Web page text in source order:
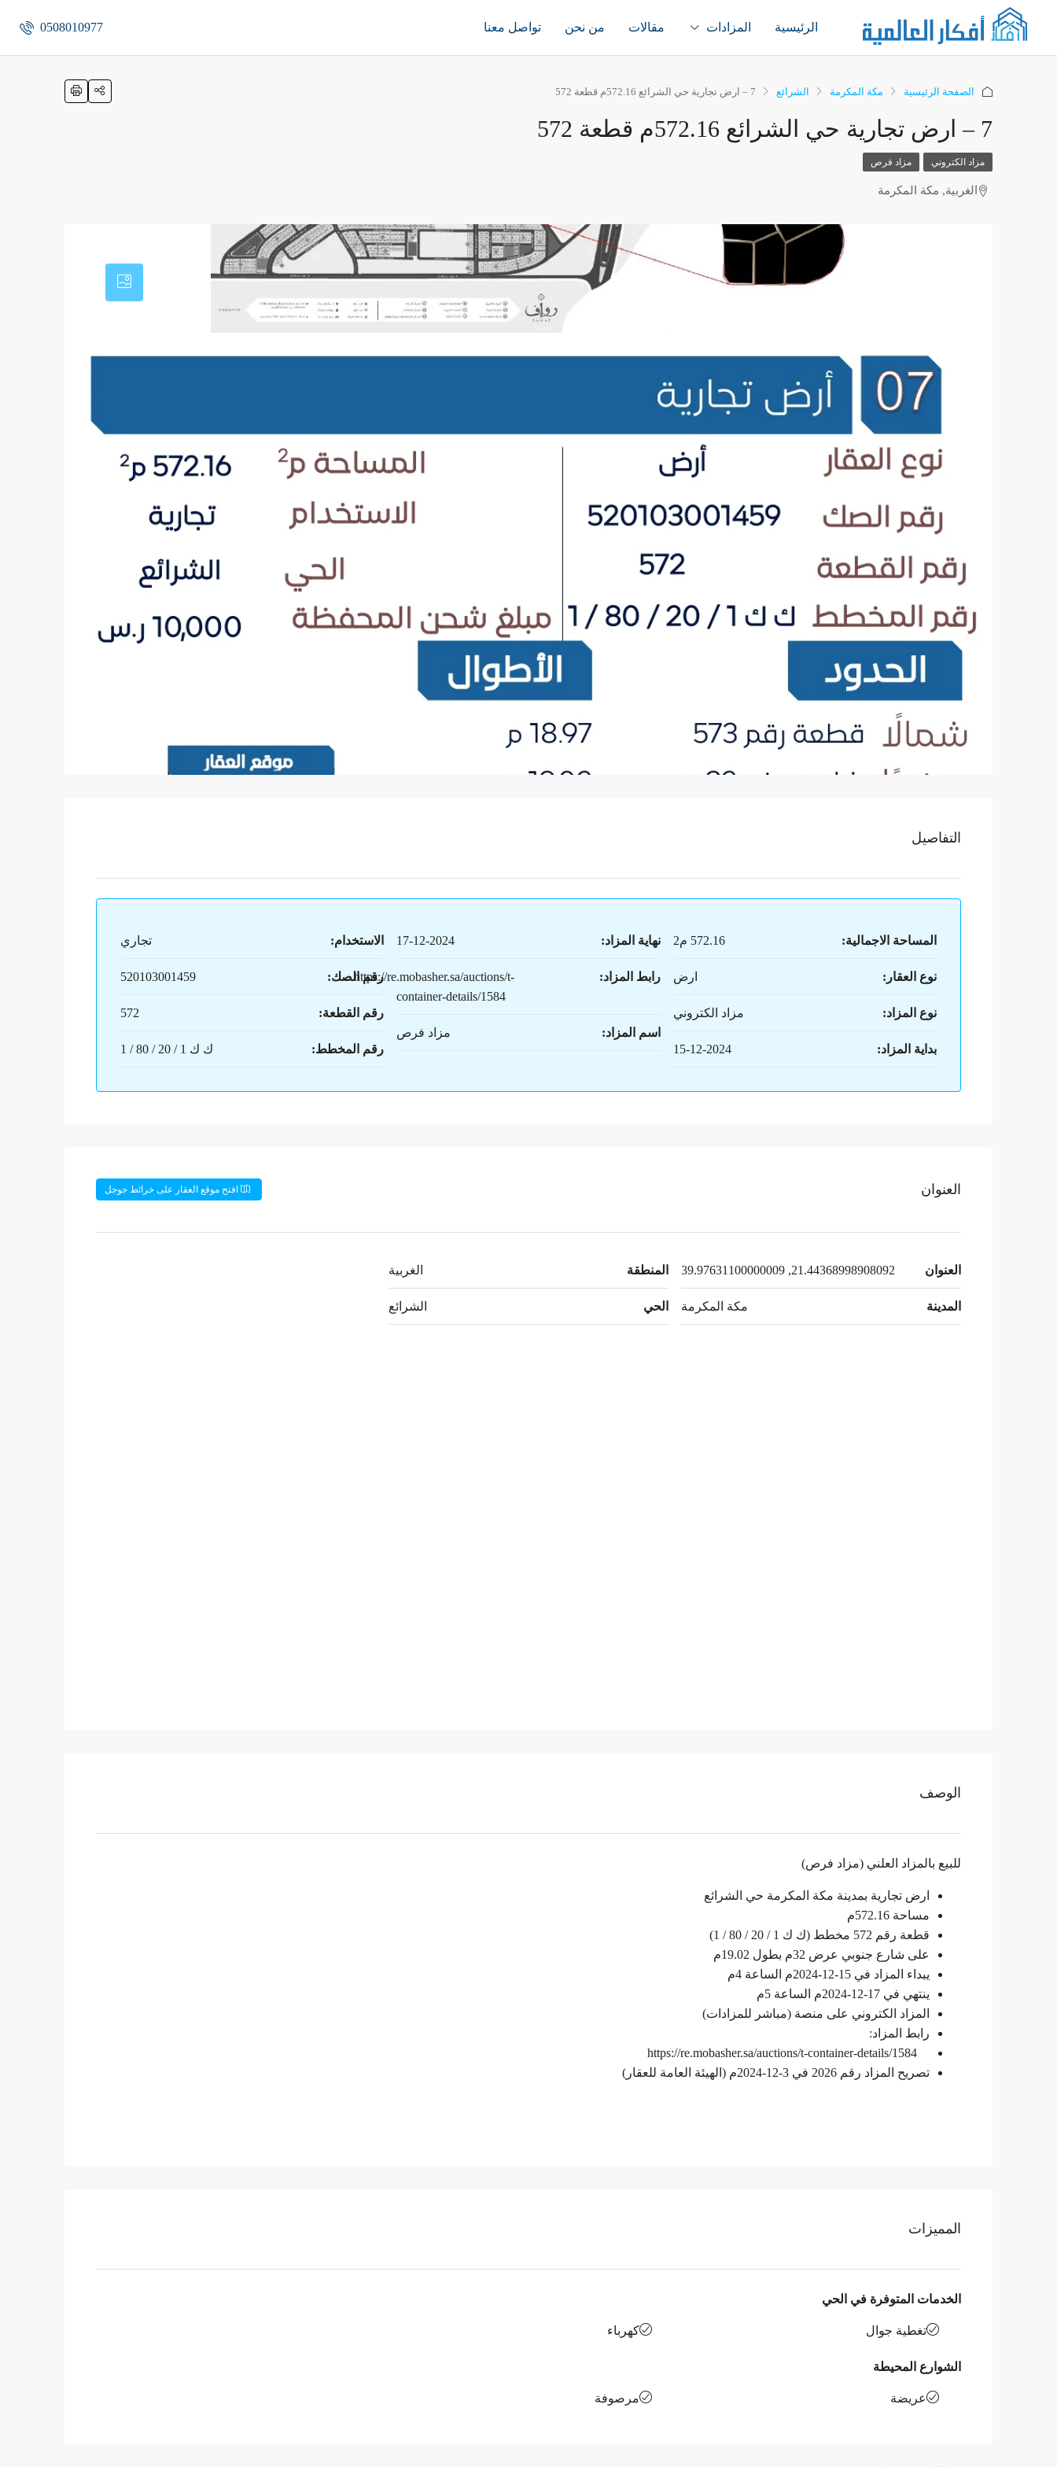
الرئيسية المزادات مقالات من نحن تواصل معنا 0508010977
الصفحة الرئيسية مكة المكرمة الشرائع 7 – ارض تجارية حي الشرائع 572.16م قطعة 572
7 – ارض تجارية حي الشرائع 572.16م قطعة 572
مزاد الكتروني مزاد فرص
الغربية, مكة المكرمة
التفاصيل
المساحة الاجمالية: 572.16 م2
نوع العقار: ارض
نوع المزاد: مزاد الكتروني
بداية المزاد: 15-12-2024
نهاية المزاد: 17-12-2024
رابط المزاد:
https://re.mobasher.sa/auctions/t-
container-details/1584
اسم المزاد: مزاد فرص
الاستخدام: تجاري
رقم الصك: 520103001459
رقم القطعة: 572
رقم المخطط: ك ك 1 / 20 / 80 / 1
العنوان افتح موقع العقار على خرائط جوجل
العنوان 21.44368998908092, 39.97631100000009
المدينة مكة المكرمة
المنطقة الغربية
الحي الشرائع
الوصف
للبيع بالمزاد العلني (مزاد فرص)
ارض تجارية بمدينة مكة المكرمة حي الشرائع
مساحة 572.16م
قطعة رقم 572 مخطط (ك ك 1 / 20 / 80 / 1)
على شارع جنوبي عرض 32م بطول 19.02م
يبداء المزاد في 15-12-2024م الساعة 4م
ينتهي في 17-12-2024م الساعة 5م
المزاد الكتروني على منصة (مباشر للمزادات)
رابط المزاد:
https://re.mobasher.sa/auctions/t-container-details/1584
تصريح المزاد رقم 2026 في 3-12-2024م (الهيئة العامة للعقار)
المميزات
الخدمات المتوفرة في الحي
تغطية جوال كهرباء
الشوارع المحيطة
عريضة مرصوفة